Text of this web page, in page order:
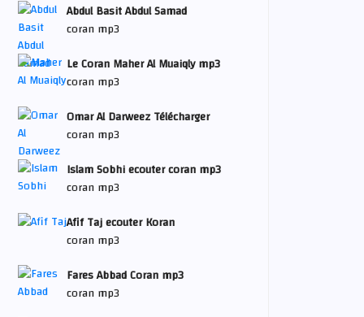
Abdul Basit Abdul Samad
coran mp3
Le Coran Maher Al Muaiqly mp3
coran mp3
Omar Al Darweez Télécharger
coran mp3
Islam Sobhi ecouter coran mp3
coran mp3
Afif Taj ecouter Koran
coran mp3
Fares Abbad Coran mp3
coran mp3